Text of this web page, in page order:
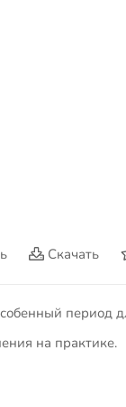
Скачать
период
на практике.